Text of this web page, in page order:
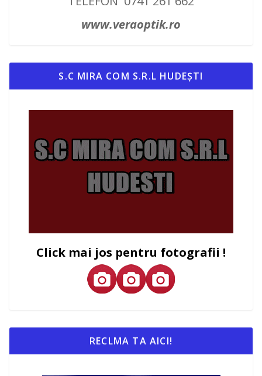
www.veraoptik.ro
S.C MIRA COM S.R.L HUDEȘTI
Click mai jos pentru fotografii !
RECLMA TA AICI!